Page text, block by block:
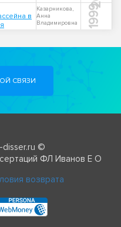
в
Казарникова,
Анна
Владимировна
1999
СВЯЗИ
disser.ru ©
ФЛ Иванов Е О
возврата